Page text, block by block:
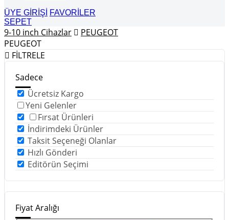
ÜYE GİRİŞİ
FAVORİLER
SEPET
9-10 inch Cihazlar
PEUGEOT
PEUGEOT
FİLTRELE
Sadece
Ücretsiz Kargo
Yeni Gelenler
Fırsat Ürünleri
İndirimdeki Ürünler
Taksit Seçeneği Olanlar
Hızlı Gönderi
Editörün Seçimi
Fiyat Aralığı